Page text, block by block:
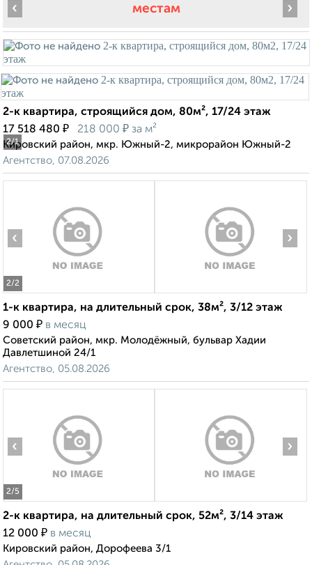
местам
2/1
‹ ›
2-к квартира, строящийся дом, 80м², 17/24 этаж
17 518 480 ₽ 218 000 ₽ за м²
Кировский район, мкр. Южный-2, микрорайон Южный-2
Агентство, 07.08.2026
2/2
‹ ›
1-к квартира, на длительный срок, 38м², 3/12 этаж
9 000 ₽ в месяц
Советский район, мкр. Молодёжный, бульвар Хадии
Давлетшиной 24/1
Агентство, 05.08.2026
2/5
‹ ›
2-к квартира, на длительный срок, 52м², 3/14 этаж
12 000 ₽ в месяц
Кировский район, Дорофеева 3/1